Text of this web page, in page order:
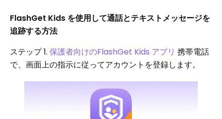
FlashGet Kids を使用して通話とテキストメッセージを
追跡する方法
ステップ 1. 保護者向けのFlashGet Kids アプリ 携帯電話
で、画面上の指示に従ってアカウントを登録します。